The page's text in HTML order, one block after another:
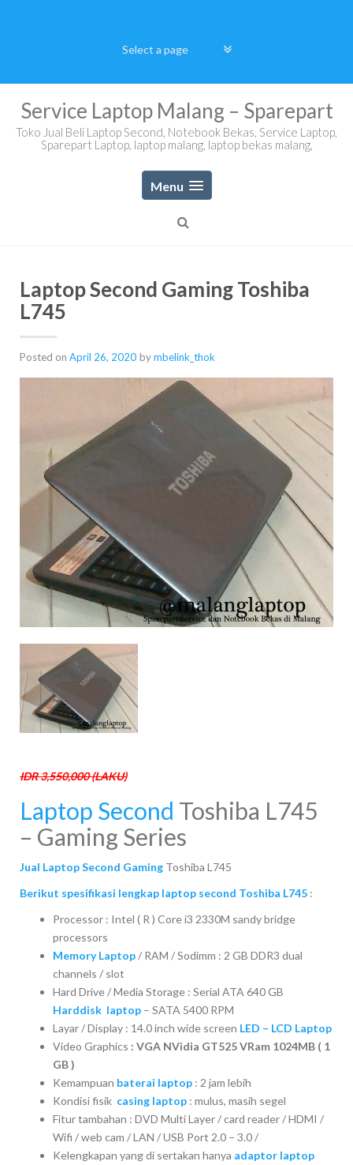
Service Laptop Malang – Sparepart
Toko Jual Beli Laptop Second, Notebook Bekas, Service Laptop,
Sparepart Laptop, laptop malang, laptop bekas malang,
Menu
Laptop Second Gaming Toshiba
L745
Posted on April 26, 2020 bymbelink_thok
IDR 3,550,000 (LAKU)
Laptop Second Toshiba L745
– Gaming Series
Jual Laptop Second Gaming Toshiba L745
Berikut spesifikasi lengkap laptop second Toshiba L745 :
Processor : Intel ( R ) Core i3 2330M sandy bridge
processors
Memory Laptop/ RAM / Sodimm : 2 GB DDR3 dual
channels / slot
Hard Drive / Media Storage : Serial ATA 640 GB
Harddisk laptop – SATA 5400 RPM
Layar / Display : 14.0 inch wide screen LED – LCD Laptop
Video Graphics : VGA NVidia GT525 VRam 1024MB ( 1
GB )
Kemampuan baterai laptop : 2 jam lebih
Kondisi fisik casing laptop : mulus, masih segel
Fitur tambahan : DVD Multi Layer / card reader / HDMI /
Wifi / web cam / LAN / USB Port 2.0 – 3.0 /
Kelengkapan yang di sertakan hanya adaptor laptop